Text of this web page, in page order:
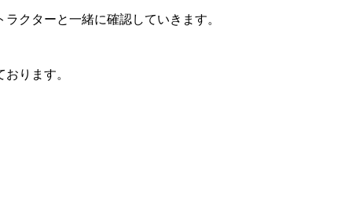
クターと一緒に確認していきます。
ります。